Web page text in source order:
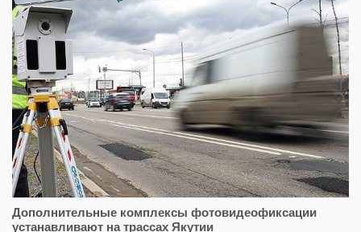
Дополнительные комплексы фотовидеофиксации
устанавливают на трассах Якутии